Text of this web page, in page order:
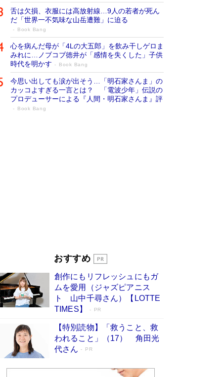
舌は欠損、衣服には高放射線…9人の若者が死ん
だ「世界一不気味な山岳遭難」に迫る
Book Bang
心を病んだ母が「4Lの大五郎」を飲み干しゲロま
みれに…ノブコブ徳井が「感情を失くした」子供
時代を明かす
Book Bang
今思い出しても涙が出そう…「明石家さんま」の
カッコよすぎる一言とは？ 「電波少年」伝説の
プロデューサーによる『人間・明石家さんま』評
Book Bang
開発への関心を押し上げた18年の物語に幕 特装
Book Bang
「不意に涙が出そうに…」高嶋政伸が明かし
た“13歳の娘を暴行する役”への葛藤 インティマ
シーコーディネーターに支えられたNHK『大奥』
おすすめ
創作にもリフレッシュにもガ
ムを愛用（ジャズピアニス
ト 山中千尋さん）【LOTTE
TIMES】
PR
【特別読物】「救うこと、救
われること」（17） 角田光
代さん
PR